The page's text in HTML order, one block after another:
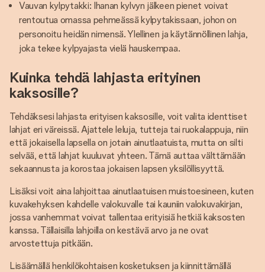
Vauvan kylpytakki: Ihanan kylvyn jälkeen pienet voivat
rentoutua omassa pehmeässä kylpytakissaan, johon on
personoitu heidän nimensä. Ylellinen ja käytännöllinen lahja,
joka tekee kylpyajasta vielä hauskempaa.
Kuinka tehdä lahjasta erityinen
kaksosille?
Tehdäksesi lahjasta erityisen kaksosille, voit valita identtiset
lahjat eri väreissä. Ajattele leluja, tutteja tai ruokalappuja, niin
että jokaisella lapsella on jotain ainutlaatuista, mutta on silti
selvää, että lahjat kuuluvat yhteen. Tämä auttaa välttämään
sekaannusta ja korostaa jokaisen lapsen yksilöllisyyttä.
Lisäksi voit aina lahjoittaa ainutlaatuisen muistoesineen, kuten
kuvakehyksen kahdelle valokuvalle tai kauniin valokuvakirjan,
jossa vanhemmat voivat tallentaa erityisiä hetkiä kaksosten
kanssa. Tällaisilla lahjoilla on kestävä arvo ja ne ovat
arvostettuja pitkään.
Lisäämällä henkilökohtaisen kosketuksen ja kiinnittämällä